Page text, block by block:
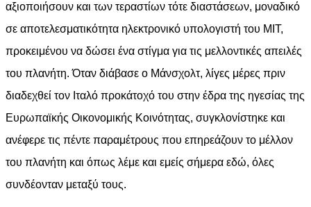
αξιοποιήσουν και των τεραστίων τότε διαστάσεων, μοναδικό
σε αποτελεσματικότητα ηλεκτρονικό υπολογιστή του MIT,
προκειμένου να δώσει ένα στίγμα για τις μελλοντικές απειλές
του πλανήτη. Όταν διάβασε ο Μάνσχολτ, λίγες μέρες πριν
διαδεχθεί τον Ιταλό προκάτοχό του στην έδρα της ηγεσίας της
Ευρωπαϊκής Οικονομικής Κοινότητας, συγκλονίστηκε και
ανέφερε τις πέντε παραμέτρους που επηρεάζουν το μέλλον
του πλανήτη και όπως λέμε και εμείς σήμερα εδώ, όλες
συνδέονταν μεταξύ τους.